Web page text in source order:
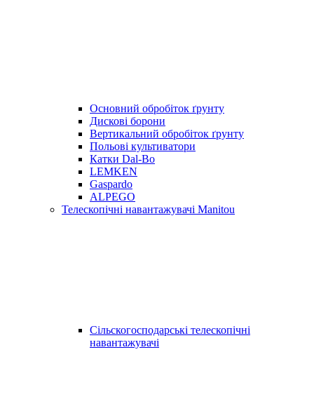
Основний обробіток ґрунту
Дискові борони
Вертикальний обробіток ґрунту
Польові культиватори
Катки Dal-Bo
LEMKEN
Gaspardo
ALPEGO
Телескопічні навантажувачі Manitou
Сільскогосподарські телескопічні
навантажувачі